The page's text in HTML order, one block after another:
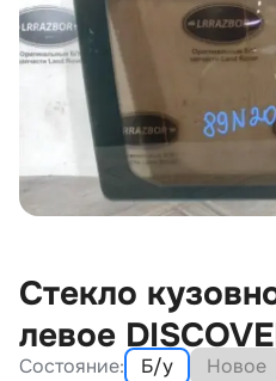
Стекло
левое
Состояние: Б/у Новое